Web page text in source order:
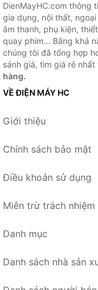
DienMayHC.com thông
gia dụng, nội thất,
âm thanh, phụ kiện,
quay phim... Bằng khả
chúng tôi đã tổng hợp
sánh giá, tìm giá rẻ
hàng.
VỀ ĐIỆN MÁY HC
Giới thiệu
Chính sách bảo mật
Điều khoản sử dụng
Miễn trừ trách nhiệm
Danh mục
Danh sách nhà sản